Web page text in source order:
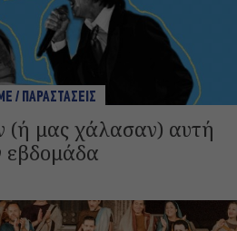
/ ΠΑΡΑΣΤΑΣΕΙΣ
(ή μας χάλασαν) αυτή
εβδομάδα